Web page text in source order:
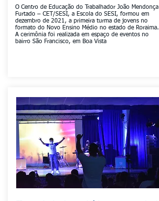
O Centro de Educação do Trabalhador João Mendonça
Furtado – CET/SESI, a Escola do SESI, formou em
dezembro de 2021, a primeira turma de jovens no
formato do Novo Ensino Médio no estado de Roraima.
A cerimônia foi realizada em espaço de eventos no
bairro São Francisco, em Boa Vista